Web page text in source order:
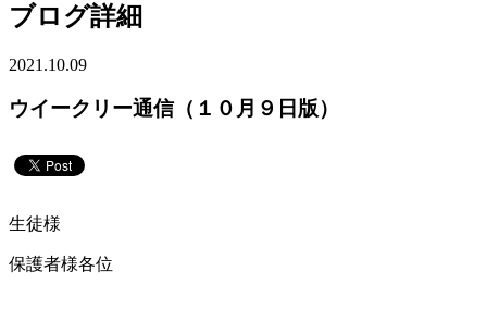
ブログ詳細
2021.10.09
ウイークリー通信（１０月９日版）
生徒様
保護者様各位